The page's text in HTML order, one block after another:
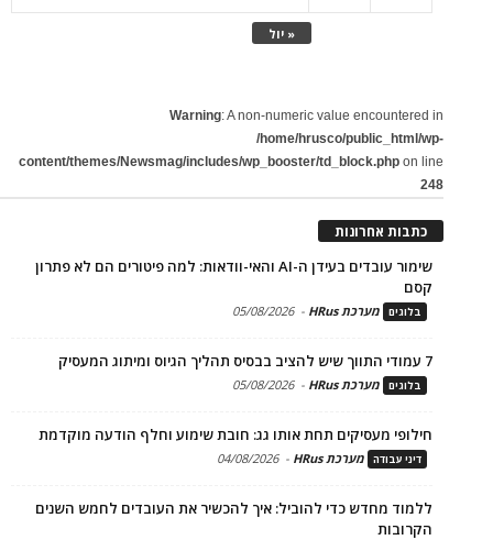
« יול
Warning: A non-numeric value encountered in
/home/hrusco/public_html/wp-
content/themes/Newsmag/includes/wp_booster/td_block.php on line
248
כתבות אחרונות
שימור עובדים בעידן ה-AI והאי-וודאות: למה פיטורים הם לא פתרון
קסם
בלוגים מערכת HRus -
05/08/2026
7 עמודי התווך שיש להציב בבסיס תהליך הגיוס ומיתוג המעסיק
בלוגים מערכת HRus -
05/08/2026
חילופי מעסיקים תחת אותו גג: חובת שימוע וחלף הודעה מוקדמת
דיני עבודה מערכת HRus -
04/08/2026
ללמוד מחדש כדי להוביל: איך להכשיר את העובדים לחמש השנים
הקרובות